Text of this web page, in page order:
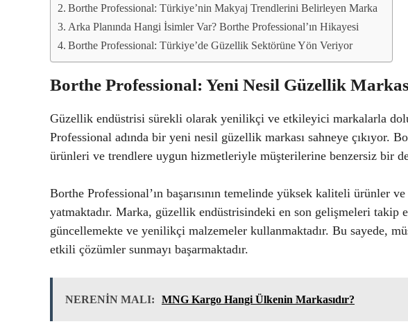
Borthe Professional: Türkiye’nin Makyaj Trendlerini Belirleyen Marka
Arka Planında Hangi İsimler Var? Borthe Professional’ın Hikayesi
Borthe Professional: Türkiye’de Güzellik Sektörüne Yön Veriyor
Borthe Professional: Yeni Nesil Güzellik
Güzellik endüstrisi sürekli olarak yenilikçi ve etkileyici markalarla
Professional adında bir yeni nesil güzellik markası sahneye çıkıyor.
ürünleri ve trendlere uygun hizmetleriyle müşterilerine benzersiz bir
Borthe Professional’ın başarısının temelinde yüksek kaliteli ürünler
yatmaktadır. Marka, güzellik endüstrisindeki en son gelişmeleri takip
güncellemekte ve yenilikçi malzemeler kullanmaktadır. Bu sayede,
etkili çözümler sunmayı başarmaktadır.
NERENİN MALI: MNG Kargo Hangi Ülkenin Markasıdır?